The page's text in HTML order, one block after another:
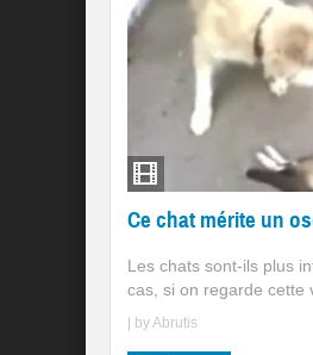
Ce chat mérite un
Les chats sont-ils plus
cas, si on regarde cette
| byAbrutis